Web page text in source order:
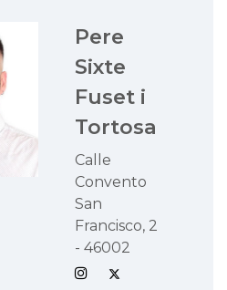
Pere
Sixte
Fuset i
Tortosa
Calle
Convento
San
Francisco, 2
- 46002